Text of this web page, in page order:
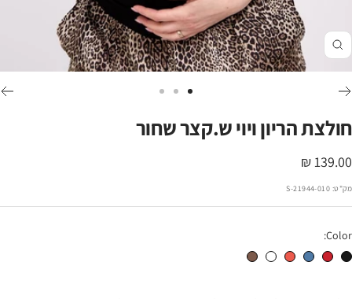
זום
1
3
חולצת הריון ויוי ש.קצר שחור
מחיר
בהנחה
139.00 ₪
מק"ט: 21944-010-S
Color:
חולצת הריון ויוי ש.קצר שחורחולצת הריון ויוי ש.קצר אדוםחולצת הריון ויוי ש.קצר ג'ינס חולצת הריון ויוי ש.קצר קורלחולצת הריון ויוי ש.קצר לבן חולצת הריון ויוי ש.קצר חום